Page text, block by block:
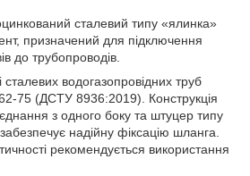
сталевий типу «ялинка»
призначений для підключення
до трубопроводів.
сталевих водогазопровідних труб
75 (ДСТУ 8936:2019). Конструкція
з одного боку та штуцер типу
надійну фіксацію шланга.
рекомендується використання